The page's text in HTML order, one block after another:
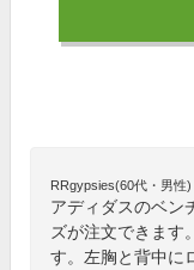
RRgypsies(60代・男性)
アディダスのベン
ズが注文できます
す。左胸と背中に